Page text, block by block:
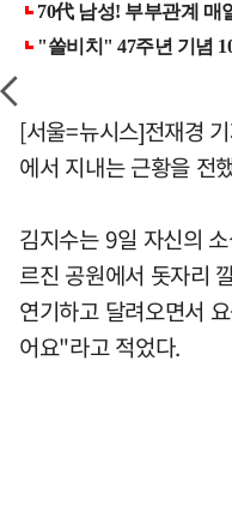
[서울=뉴시스]전재경
에서 지내는 근황을 전
김지수는 9일 자신의
르진 공원에서 돗자리
연기하고 달려오면서
어요"라고 적었다.